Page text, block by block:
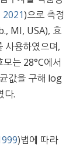
)으로 측정
MI, USA), 효
용하였으며,
는 28°C에서
값을 구해 log
다.
)법에 따라